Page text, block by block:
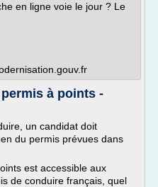
en ligne voie le jour ? Le
à points -
un candidat doit
du permis prévues dans
est accessible aux
de conduire français, quel